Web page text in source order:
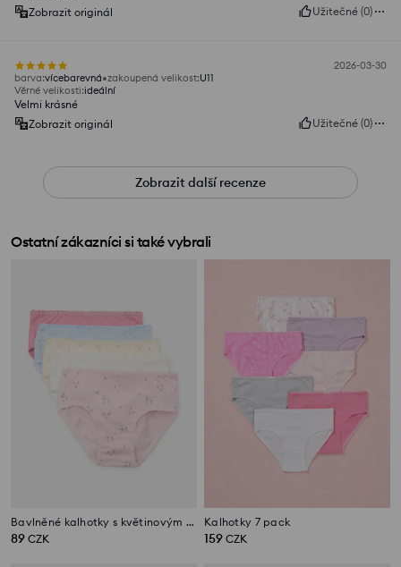
Zobrazit originál
Užitečné (0)
2026-03-30
barva:vícebarevná zakoupená velikost:U11
Věrné velikosti:ideální
Velmi krásné
Zobrazit originál
Užitečné (0)
Zobrazit další recenze
Ostatní zákazníci si také vybrali
Bavlněné kalhotky s květinovým motivem 5 pack
89 CZK
Kalhotky 7 pack
159 CZK